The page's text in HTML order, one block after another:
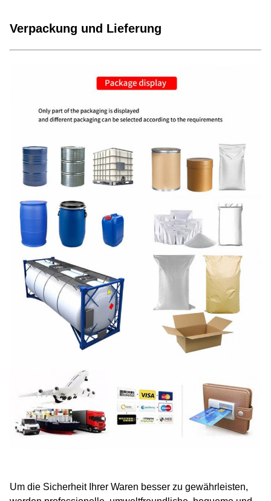
Verpackung und Lieferung
Um die Sicherheit Ihrer Waren besser zu gewährleisten,